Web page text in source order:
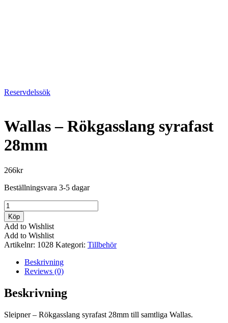
Reservdelssök
Wallas – Rökgasslang syrafast
28mm
266kr
Beställningsvara 3-5 dagar
Wallas
-
Rökgasslang
syrafast
28mm
mängd
Köp
Add to Wishlist
Add to Wishlist
Artikelnr: 1028 Kategori: Tillbehör
Beskrivning
Reviews (0)
Beskrivning
Sleipner – Rökgasslang syrafast 28mm till samtliga Wallas.